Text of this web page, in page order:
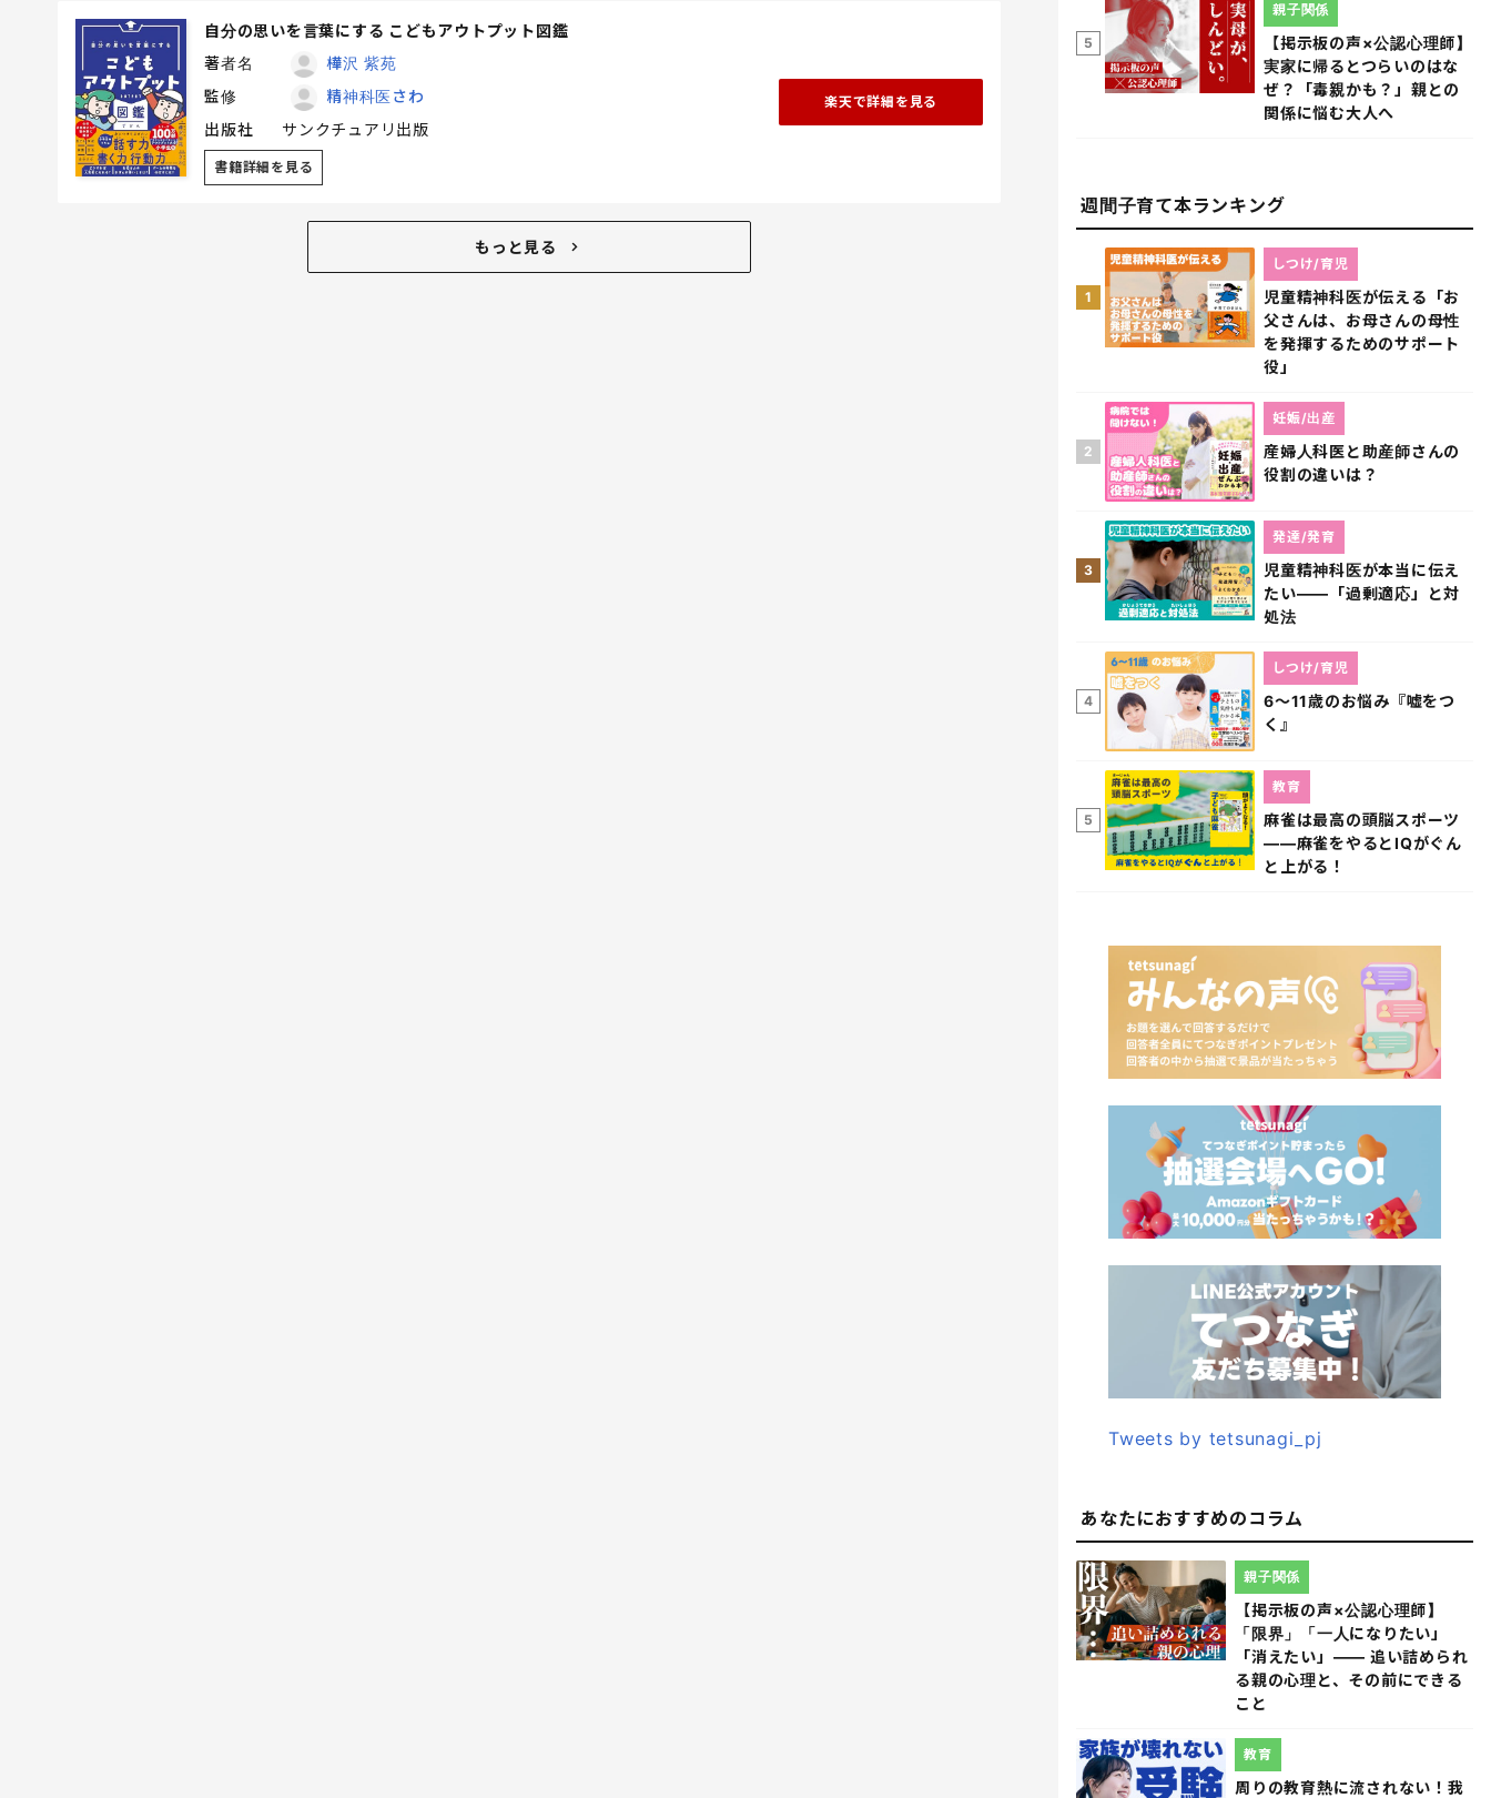
自分の思いを言葉にする こどもアウトプット図鑑
著者名
樺沢 紫苑
監修
精神科医さわ
出版社
サンクチュアリ出版
書籍詳細を見る
楽天で詳細を見る
もっと見る
5
【掲示板の声×公認心理師】
実家に帰るとつらいのはな
ぜ？「毒親かも？」親との
関係に悩む大人へ
親子関係
週間子育て本ランキング
1
児童精神科医が伝える「お
父さんは、お母さんの母性
を発揮するためのサポート
役」
しつけ/育児
2
産婦人科医と助産師さんの
役割の違いは？
妊娠/出産
3
児童精神科医が本当に伝え
たい――「過剰適応」と対
処法
発達/発育
4
6～11歳のお悩み『嘘をつ
く』
しつけ/育児
5
麻雀は最高の頭脳スポーツ
――麻雀をやるとIQがぐん
と上がる！
教育
Tweets by tetsunagi_pj
あなたにおすすめのコラム
【掲示板の声×公認心理師】
「限界」「一人になりたい」
「消えたい」―― 追い詰められ
る親の心理と、その前にできる
こと
親子関係
周りの教育熱に流されない！我
教育